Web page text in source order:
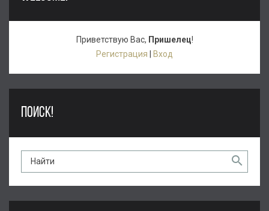
Приветствую Вас, Пришелец!
Регистрация
Вход
ПОИСК!